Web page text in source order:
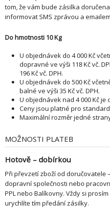
tom, že vám bude zásilka
informovat SMS zprávou a
Do hmotnosti 10 Kg
U objednávek do 4 000 Kč
dopravné ve výši 118 Kč vč.
196 Kč vč. DPH.
U objednávek do 500 Kč
balné ve výši 35 Kč vč. DPH.
U objednávek nad 4 000 Kč je
Ceny jsou platné pro
Maximální rozměr jedné
MOŽNOSTI PLATEB
Hotově – dobírkou
Při převzetí zboží od doručovatele
dopravní společnosti nebo
PPL nebo Balíkovny. Vždy si
urychlíte tím předání zásilky.